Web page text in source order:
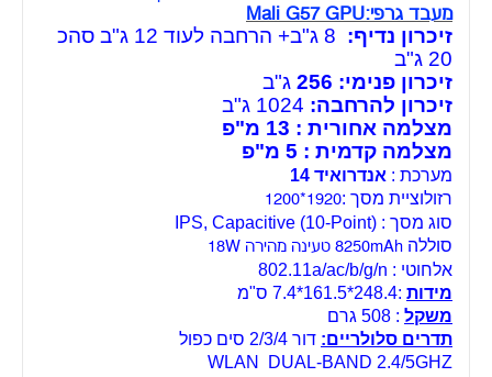
מעבד גרפי:Mali G57 GPU
זיכרון נדיף: 8
ג"ב+ הרחבה לעוד 12 ג"ב סהכ
20 ג"ב
זיכרון פנימי: 256
ג"ב
זיכרון להרחבה: 1024 ג"ב
מצלמה אחורית : 13 מ"פ
מצלמה קדמית : 5 מ"פ
מערכת : אנדרואיד 14
רזולוציית מסך :1920*1200
סוג מסך : IPS, Capacitive (10-Point)
סוללה 8250mAh טעינה מהירה 18W
אלחוטי : 802.11a/ac/b/g/n
מידות :248.4*161.5*7.4 ס"מ
משקל : 508 גרם
תדרים סלולריים: דור 2/3/4 סים כפול
WLAN DUAL-BAND 2.4/5GHZ